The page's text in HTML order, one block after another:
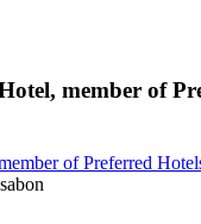
member of
of Preferred